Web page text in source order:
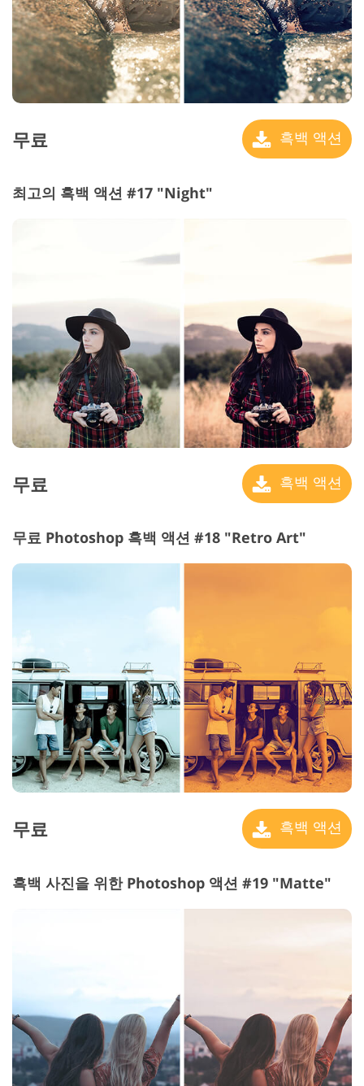
무료 흑백 액션
최고의 흑백 액션 #17 "Night"
무료 흑백 액션
무료 Photoshop 흑백 액션 #18 "Retro Art"
무료 흑백 액션
흑백 사진을 위한 Photoshop 액션 #19 "Matte"